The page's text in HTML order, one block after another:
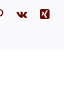
Pinterest
Vk
Xing